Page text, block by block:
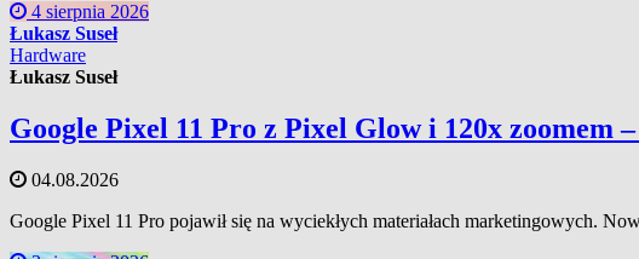
4 sierpnia 2026
Łukasz Suseł
Hardware
Łukasz Suseł
Google Pixel 11 Pro z Pixel Glow i 120x zoomem
04.08.2026
Google Pixel 11 Pro pojawił się na wyciekłych materiałach marketingowych.